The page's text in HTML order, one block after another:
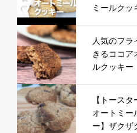
ミールクッ
人気のフラ
きるココア
ルクッキー
【トースタ
オートミー
ー】ザクザ